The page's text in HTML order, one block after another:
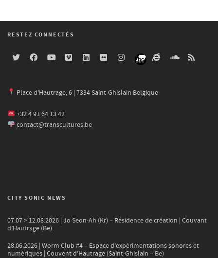
RESTEZ CONNECTÉS
Place d'Hautrage, 6 | 7334 Saint-Ghislain Belgique
+32 4 91 64 13 42
contact@transcultures.be
CITY SONIC NEWS
07.07 > 12.08.2026 | Jo Seon-Ah (Kr) – Résidence de création | Couvant
d’Hautrage (Be)
28.06.2026 | Worm Club #4 – Espace d’expérimentations sonores et
numériques | Couvent d’Hautrage (Saint-Ghislain – Be)